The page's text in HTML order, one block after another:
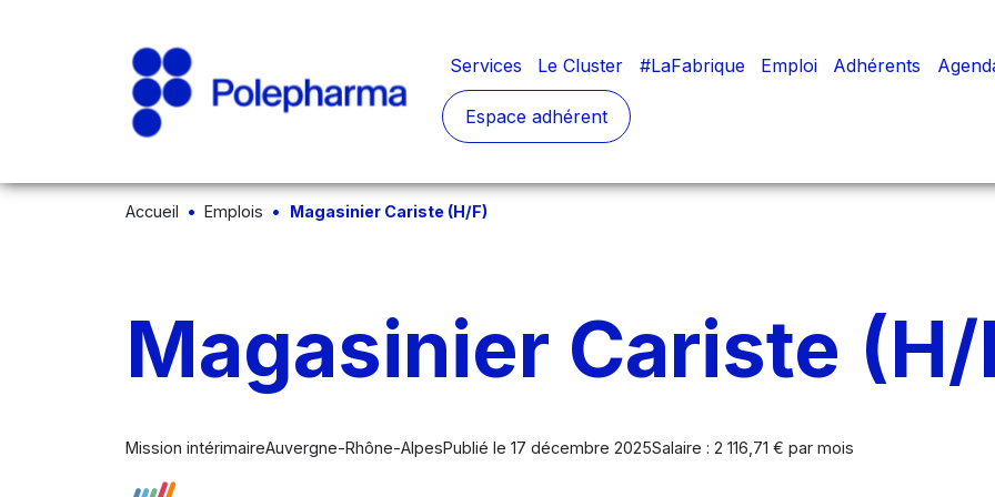
Services Le Cluster #LaFabrique Emploi Adhérents
Espace adhérent
Accueil Emplois Magasinier Cariste (H/F)
Magasinier Cariste (H/
Mission intérimaireAuvergne-Rhône-AlpesPublié le 17 décembre 2025Salaire : 2 116,71 € par mois